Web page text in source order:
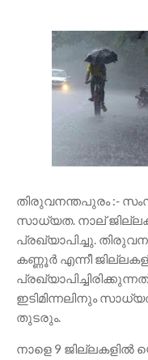
തിരുവനന്തപുരം :-
സാധ്യത. നാല്
പ്രഖ്യാപിച്ചു.
കണ്ണൂർ എന്നീ
ഇടിമിന്നലിനും
തുടരും.
നാളെ 9 ജില്ലകളിൽ